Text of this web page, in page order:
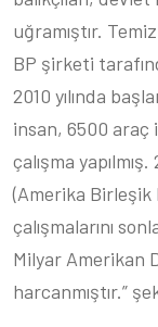
uğramıştır.
BP şirketi
2010 yılında
insan, 6500
çalışma
(Amerika Birleşik
çalışmalarını
Milyar Amerikan
harcanmıştır.”